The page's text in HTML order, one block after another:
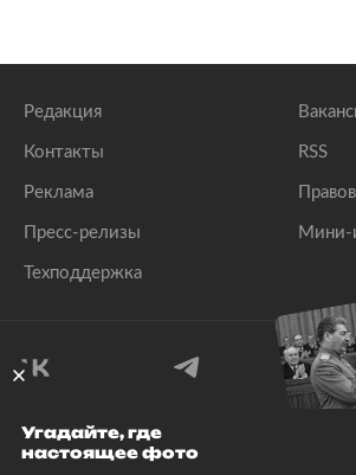
Редакция
Контакты
Реклама
Пресс-релизы
Техподдержка
RSS
Мини-
© 1999–2026 Все права
Угадайте, где
настоящее фото